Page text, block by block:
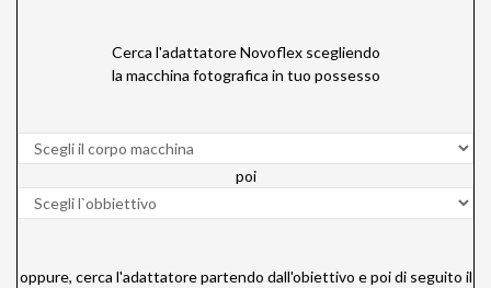
Cerca l'adattatore Novoflex scegliendo
la macchina fotografica in tuo possesso
poi
oppure, cerca l'adattatore partendo dall'obiettivo e poi di seguito il